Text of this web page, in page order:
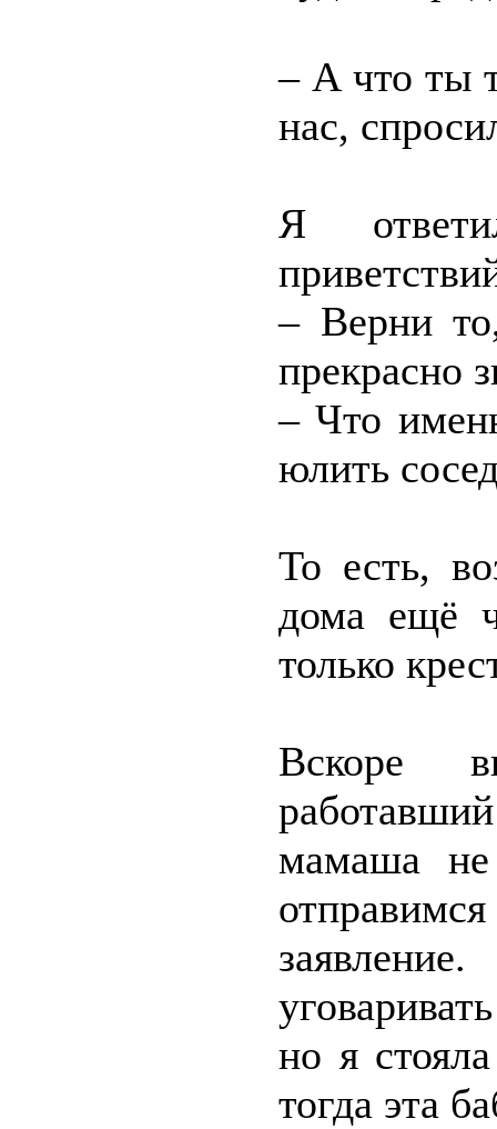
– А что ты
нас,
Я
– Верни
прекрасно
– Что
юлить
То есть,
дома ещё
только
Вскоре
мамаша
но я
тогда эта